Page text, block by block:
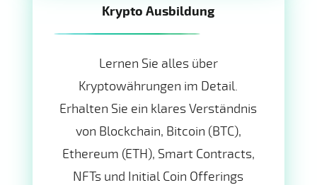
Krypto Ausbildung
Lernen Sie alles über
Kryptowährungen im Detail.
Erhalten Sie ein klares Verständnis
von Blockchain, Bitcoin (BTC),
Ethereum (ETH), Smart Contracts,
NFTs und Initial Coin Offerings